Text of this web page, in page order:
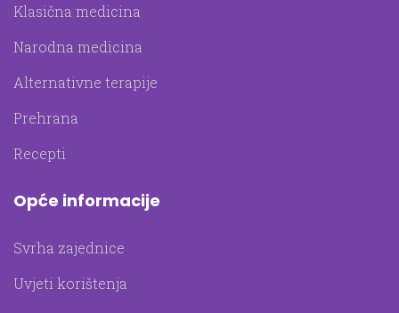
Klasična medicina
Narodna medicina
Alternativne terapije
Prehrana
Recepti
Opće informacije
Svrha zajednice
Uvjeti korištenja